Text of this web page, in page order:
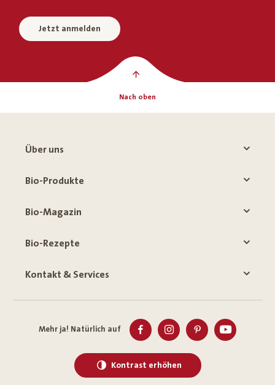
Jetzt anmelden
Nach oben
Über uns
Bio-Produkte
Bio-Magazin
Bio-Rezepte
Kontakt & Services
Mehr ja! Natürlich auf
Kontrast erhöhen